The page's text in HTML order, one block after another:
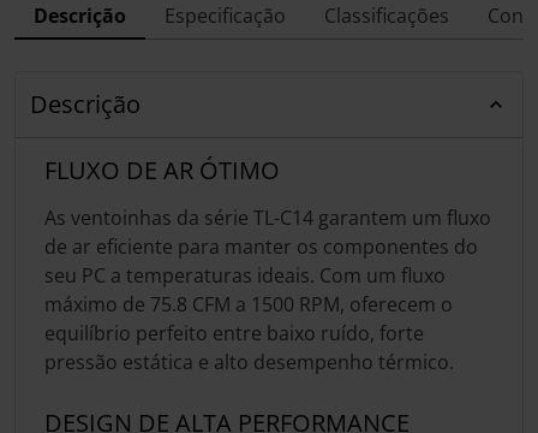
Descrição Especificação Classificações
Descrição
FLUXO DE AR ÓTIMO
As ventoinhas da série TL-C14 garantem um fluxo
de ar eficiente para manter os componentes do
seu PC a temperaturas ideais. Com um fluxo
máximo de 75.8 CFM a 1500 RPM, oferecem o
equilíbrio perfeito entre baixo ruído, forte
pressão estática e alto desempenho térmico.
DESIGN DE ALTA PERFORMANCE